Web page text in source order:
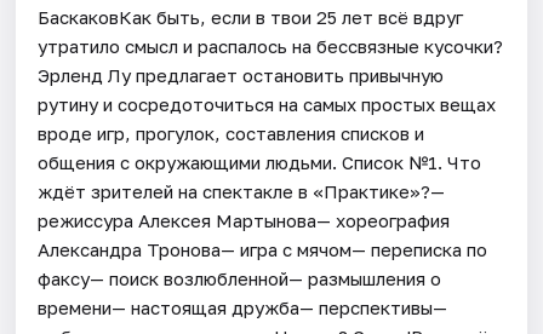
БаскаковКак быть, если в твои 25 лет всё вдруг
утратило смысл и распалось на бессвязные кусочки?
Эрленд Лу предлагает остановить привычную
рутину и сосредоточиться на самых простых вещах
вроде игр, прогулок, составления списков и
общения с окружающими людьми. Список №1. Что
ждёт зрителей на спектакле в «Практике»?—
режиссура Алексея Мартынова— хореография
Александра Тронова— игра с мячом— переписка по
факсу— поиск возлюбленной— размышления о
времени— настоящая дружба— перспективы—